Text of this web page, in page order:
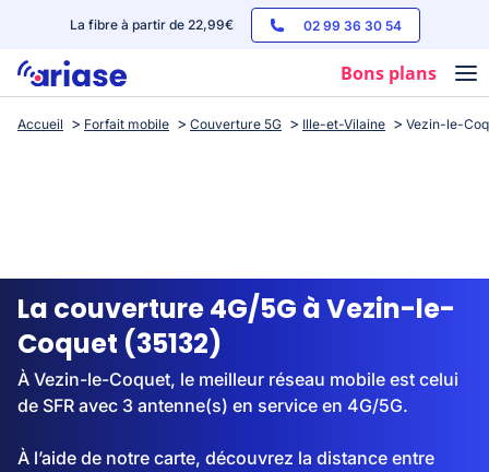
La fibre à partir de 22,99€ 02 99 36 30 54
Bons plans
Box internet
Streaming
Accueil Forfait mobile Couverture 5G Ille-et-Vilaine Vezin-le-
La couverture 4G/5G à Vezin-le-
Coquet (35132)
À Vezin-le-Coquet, le meilleur réseau mobile est celui
de SFR avec 3 antenne(s) en service en 4G/5G.
À l’aide de notre carte, découvrez la distance entre